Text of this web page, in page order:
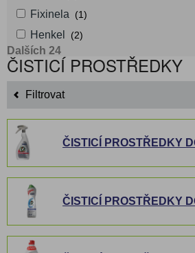
Fixinela (1)
Henkel (2)
Dalších 24
ČISTICÍ PROSTŘEDKY
Filtrovat
ČISTICÍ PROSTŘEDKY
ČISTICÍ PROSTŘEDKY